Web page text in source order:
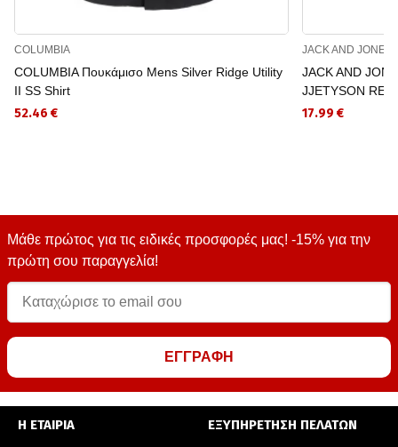
COLUMBIA
COLUMBIA Πουκάμισο Mens Silver Ridge Utility
II SS Shirt
52.46 €
JACK AND JONES
JACK AND
JJETYSON
17.99 €
Μάθε πρώτος για τις ειδικές προσφορές μας! -15% για την
πρώτη σου παραγγελία!
ΕΓΓΡΑΦΗ
Η ΕΤΑΙΡΙΑ ΕΞΥΠΗΡΕΤΗΣΗ ΠΕΛΑΤΩΝ